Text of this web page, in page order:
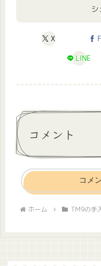
シ
X
LINE
コメント
コメ
ホーム TM9の手